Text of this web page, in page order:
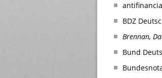
BDZ
Brennan,
Bund